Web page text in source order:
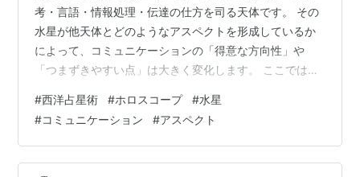
考・言語・情報処理・伝達の仕方を司る天体です。 その
水星が他天体とどのようなアスペクトを形成しているか
によって、コミュニケーションの「得意な方向性」や
「つまずきやすい点」は大きく変化します。 ここでは、
ー・ハードアスペクトそれぞれについてまとめます。 ※
本記事の内容は、ChatGPT（OpenAI提供のAI）を活用
し、西洋占星術における水星のアスペクト別コミュニケ
ーションの解釈について、対話形式で情報を整理・検討
#西洋占星術 #ホロスコープ #水星
#コミュニケーション #アスペクト